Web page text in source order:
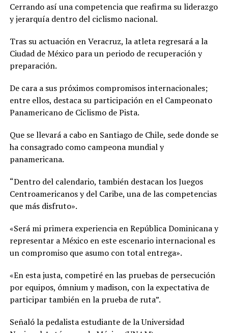
Cerrando así una competencia que reafirma su liderazgo
y jerarquía dentro del ciclismo nacional.
Tras su actuación en Veracruz, la atleta regresará a la
Ciudad de México para un periodo de recuperación y
preparación.
De cara a sus próximos compromisos internacionales;
entre ellos, destaca su participación en el Campeonato
Panamericano de Ciclismo de Pista.
Que se llevará a cabo en Santiago de Chile, sede donde se
ha consagrado como campeona mundial y
panamericana.
“Dentro del calendario, también destacan los Juegos
Centroamericanos y del Caribe, una de las competencias
que más disfruto».
«Será mi primera experiencia en República Dominicana y
representar a México en este escenario internacional es
un compromiso que asumo con total entrega».
«En esta justa, competiré en las pruebas de persecución
por equipos, ómnium y madison, con la expectativa de
participar también en la prueba de ruta”.
Señaló la pedalista estudiante de la Universidad